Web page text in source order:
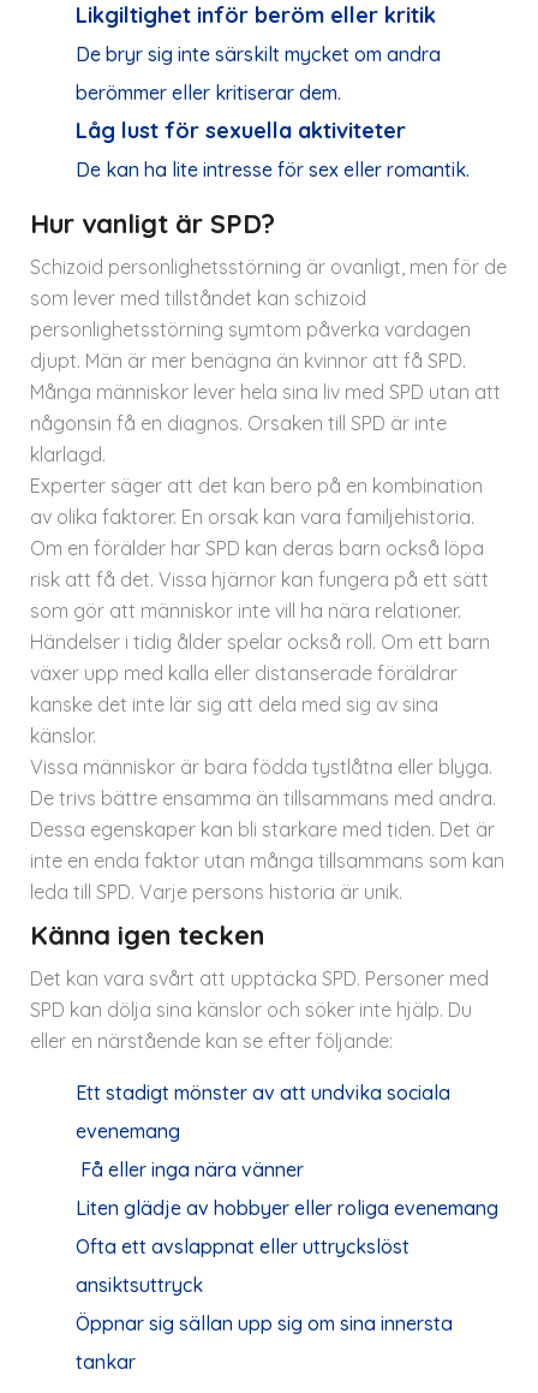
Likgiltighet inför beröm eller kritik
De bryr sig inte särskilt mycket om andra
berömmer eller kritiserar dem.
Låg lust för sexuella aktiviteter
De kan ha lite intresse för sex eller romantik.
Hur vanligt är SPD?
Schizoid personlighetsstörning är ovanligt, men för de
som lever med tillståndet kan schizoid
personlighetsstörning symtom påverka vardagen
djupt. Män är mer benägna än kvinnor att få SPD.
Många människor lever hela sina liv med SPD utan att
någonsin få en diagnos. Orsaken till SPD är inte
klarlagd.
Experter säger att det kan bero på en kombination
av olika faktorer. En orsak kan vara familjehistoria.
Om en förälder har SPD kan deras barn också löpa
risk att få det. Vissa hjärnor kan fungera på ett sätt
som gör att människor inte vill ha nära relationer.
Händelser i tidig ålder spelar också roll. Om ett barn
växer upp med kalla eller distanserade föräldrar
kanske det inte lär sig att dela med sig av sina
känslor.
Vissa människor är bara födda tystlåtna eller blyga.
De trivs bättre ensamma än tillsammans med andra.
Dessa egenskaper kan bli starkare med tiden. Det är
inte en enda faktor utan många tillsammans som kan
leda till SPD. Varje persons historia är unik.
Känna igen tecken
Det kan vara svårt att upptäcka SPD. Personer med
SPD kan dölja sina känslor och söker inte hjälp. Du
eller en närstående kan se efter följande:
Ett stadigt mönster av att undvika sociala
evenemang
Få eller inga nära vänner
Liten glädje av hobbyer eller roliga evenemang
Ofta ett avslappnat eller uttryckslöst
ansiktsuttryck
Öppnar sig sällan upp sig om sina innersta
tankar